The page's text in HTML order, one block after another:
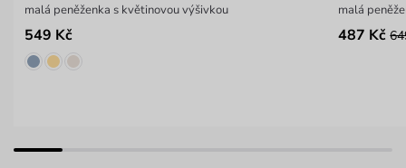
malá peněženka s květinovou výšivkou
549 Kč
malá
487 Kč